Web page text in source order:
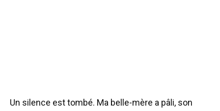
Un silence est tombé. Ma belle-mère a pâli, son